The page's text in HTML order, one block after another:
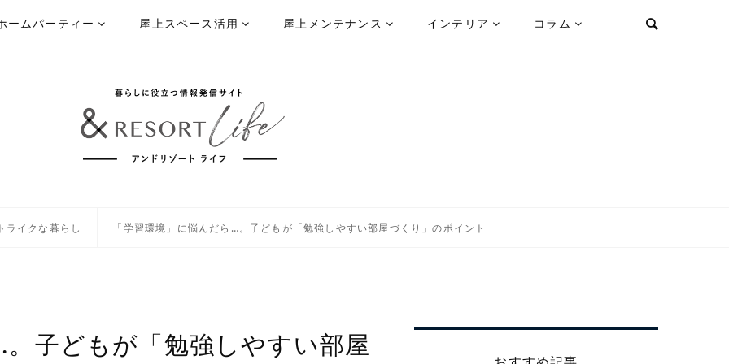
ームパーティー 屋上スペース活用 屋上メンテナンス インテリア コラム
ライクな暮らし 「学習環境」に悩んだら…。子どもが「勉強しやすい部屋づくり」のポイント
子どもが「勉強しやすい部屋